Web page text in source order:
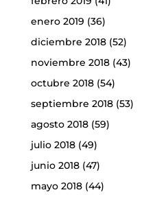
enero 2019 (36)
diciembre 2018(52)
noviembre 2018(43)
octubre 2018(54)
septiembre 2018(53)
agosto 2018(59)
julio 2018(49)
junio 2018(47)
mayo 2018(44)